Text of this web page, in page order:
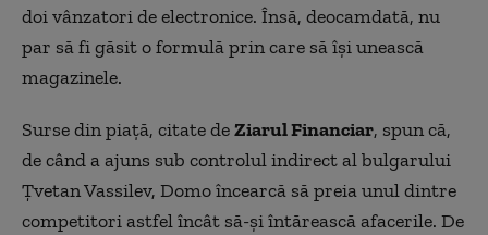
doi vânzatori de electronice. Însă, deocamdată, nu
par să fi găsit o formulă prin care să își unească
magazinele.
Surse din piață, citate deZiarul Financiar, spun că,
de când a ajuns sub controlul indirect al bulgarului
Țvetan Vassilev, Domo încearcă să preia unul dintre
competitori astfel încât să-și întărească afacerile. De